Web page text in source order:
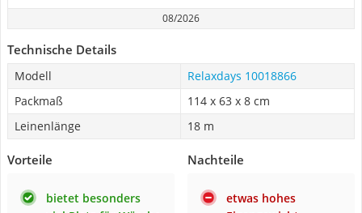
08/2026
Technische Details
Modell
Relaxdays 10018866
Packmaß
114 x 63 x 8 cm
Leinenlänge
18 m
Vorteile
bietet besonders
Nachteile
etwas hohes